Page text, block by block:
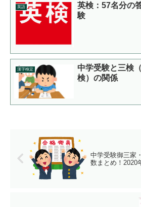
英語
英検：57名分の
験
漢字検定
中学受験と三検
検）の関係
中学受験御三家
数まとめ！2020